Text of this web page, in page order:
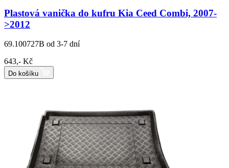
Plastová vanička do kufru Kia Ceed Combi, 2007-
>2012
69.100727B od 3-7 dní
643,- Kč
Do košíku